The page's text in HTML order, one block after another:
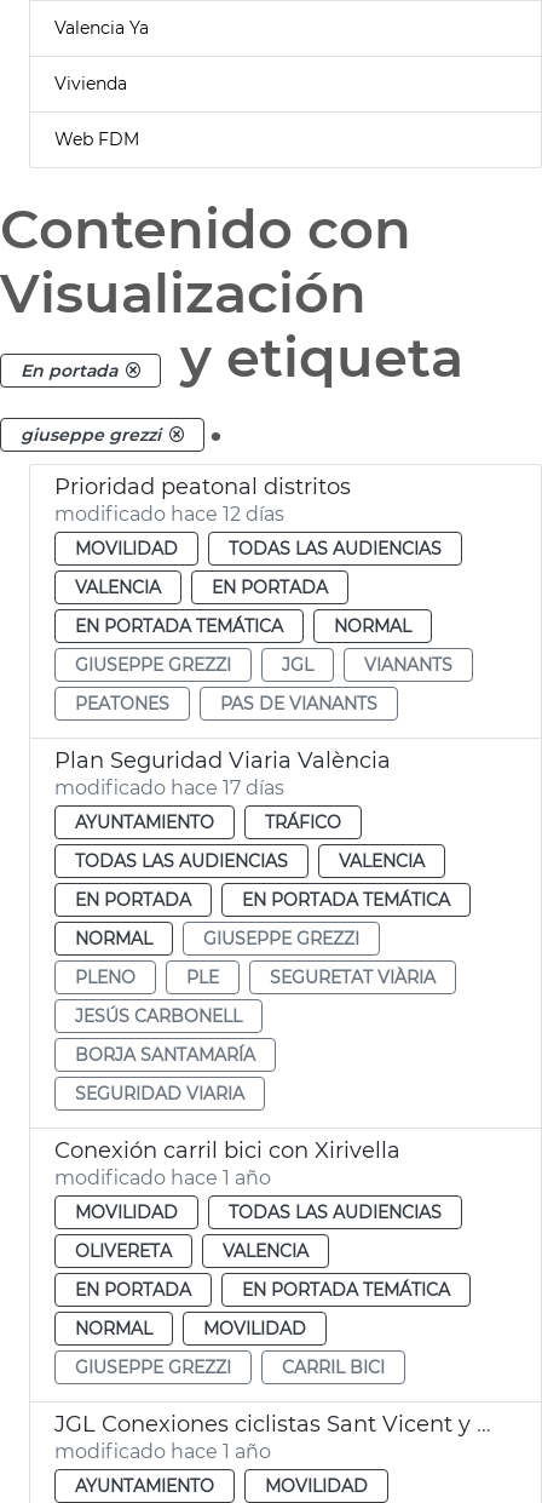
Valencia Ya
Vivienda
Web FDM
Contenido con
Visualización
En portada y etiqueta
giuseppe grezzi .
Prioridad peatonal distritos
modificado hace 12 días
MOVILIDAD
TODAS LAS AUDIENCIAS
VALENCIA
EN PORTADA
EN PORTADA TEMÁTICA
NORMAL
GIUSEPPE GREZZI
JGL
VIANANTS
PEATONES
PAS DE VIANANTS
Plan Seguridad Viaria València
modificado hace 17 días
AYUNTAMIENTO
TRÁFICO
TODAS LAS AUDIENCIAS
VALENCIA
EN PORTADA
EN PORTADA TEMÁTICA
NORMAL
GIUSEPPE GREZZI
PLENO
PLE
SEGURETAT VIÀRIA
JESÚS CARBONELL
BORJA SANTAMARÍA
SEGURIDAD VIARIA
Conexión carril bici con Xirivella
modificado hace 1 año
MOVILIDAD
TODAS LAS AUDIENCIAS
OLIVERETA
VALENCIA
EN PORTADA
EN PORTADA TEMÁTICA
NORMAL
MOVILIDAD
GIUSEPPE GREZZI
CARRIL BICI
JGL Conexiones ciclistas Sant Vicent y Avinguda del Cid
modificado hace 1 año
AYUNTAMIENTO MOVILIDAD